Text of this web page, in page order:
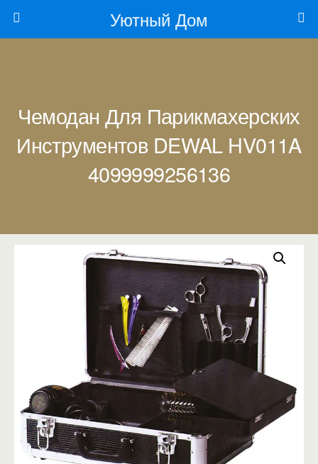
Уютный Дом
Чемодан Для Парикмахерских
Инструментов DEWAL HV011A
4099999256136